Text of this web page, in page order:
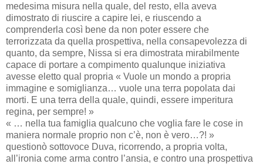
medesima misura nella quale, del resto, ella aveva
dimostrato di riuscire a capire lei, e riuscendo a
comprenderla così bene da non poter essere che
terrorizzata da quella prospettiva, nella consapevolezza di
quanto, da sempre, Nissa si era dimostrata mirabilmente
capace di portare a compimento qualunque iniziativa
avesse eletto qual propria « Vuole un mondo a propria
immagine e somiglianza… vuole una terra popolata dai
morti. E una terra della quale, quindi, essere imperitura
regina, per sempre! »
« … nella tua famiglia qualcuno che voglia fare le cose in
maniera normale proprio non c’è, non è vero…?! »
questionò sottovoce Duva, ricorrendo, a propria volta,
all’ironia come arma contro l’ansia, e contro una prospettiva